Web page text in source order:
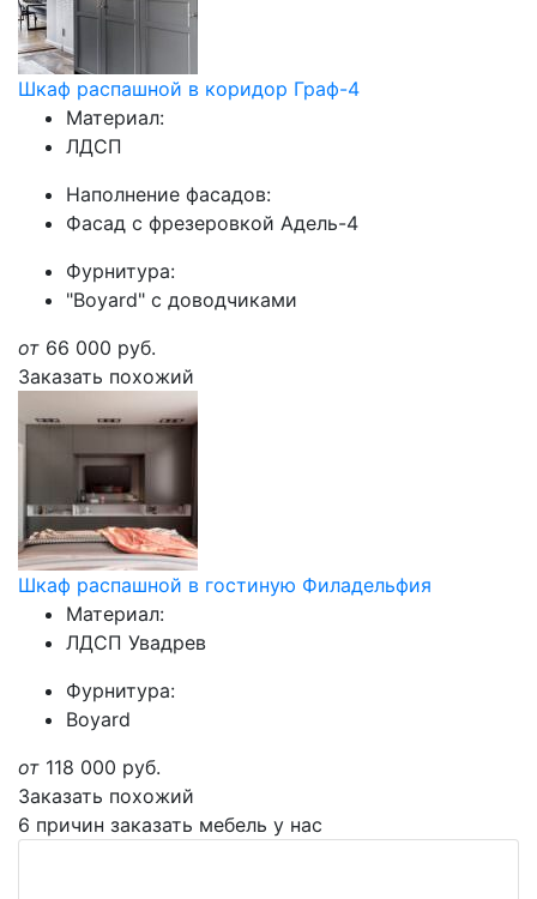
Шкаф распашной в коридор Граф-4
Материал:
ЛДСП
Наполнение фасадов:
Фасад с фрезеровкой Адель-4
Фурнитура:
"Boyard" с доводчиками
от 66 000 руб.
Заказать похожий
Шкаф распашной в гостиную Филадельфия
Материал:
ЛДСП Увадрев
Фурнитура:
Boyard
от 118 000 руб.
Заказать похожий
6 причин заказать мебель у нас